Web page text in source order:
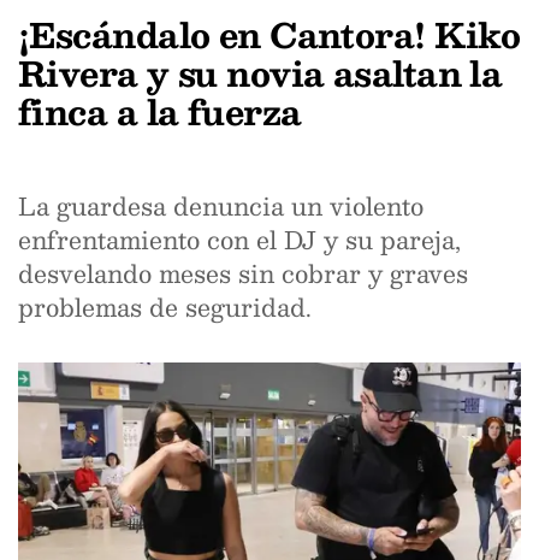
¡Escándalo en Cantora! Kiko
Rivera y su novia asaltan la
finca a la fuerza
La guardesa denuncia un violento
enfrentamiento con el DJ y su pareja,
desvelando meses sin cobrar y graves
problemas de seguridad.